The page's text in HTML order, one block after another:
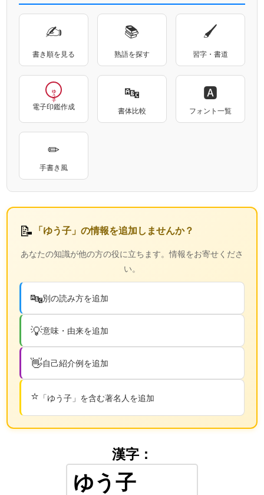
✍
書き順を見る
📚
熟語を探す
🖌
習字・書道
ゆう子
電子印鑑作成
🔤
書体比較
🅰
フォント一覧
✏
手書き風
📝 「ゆう子」の情報を追加しませんか？
あなたの知識が他の方の役に立ちます。情報をお寄せくださ
い。
🔤別の読み方を追加
💡意味・由来を追加
👋自己紹介例を追加
⭐ 「ゆう子」を含む著名人を追加
漢字：